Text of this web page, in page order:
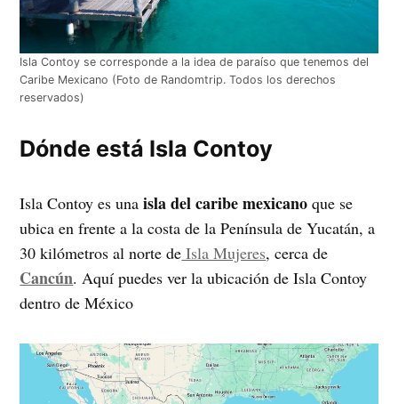
Isla Contoy se corresponde a la idea de paraíso que tenemos del
Caribe Mexicano (Foto de Randomtrip. Todos los derechos
reservados)
Dónde está Isla Contoy
Isla Contoy es unaisla del caribe mexicano que se
ubica en frente a la costa de la Península de Yucatán, a
30 kilómetros al norte de Isla Mujeres, cerca de
Cancún. Aquí puedes ver la ubicación de Isla Contoy
dentro de México